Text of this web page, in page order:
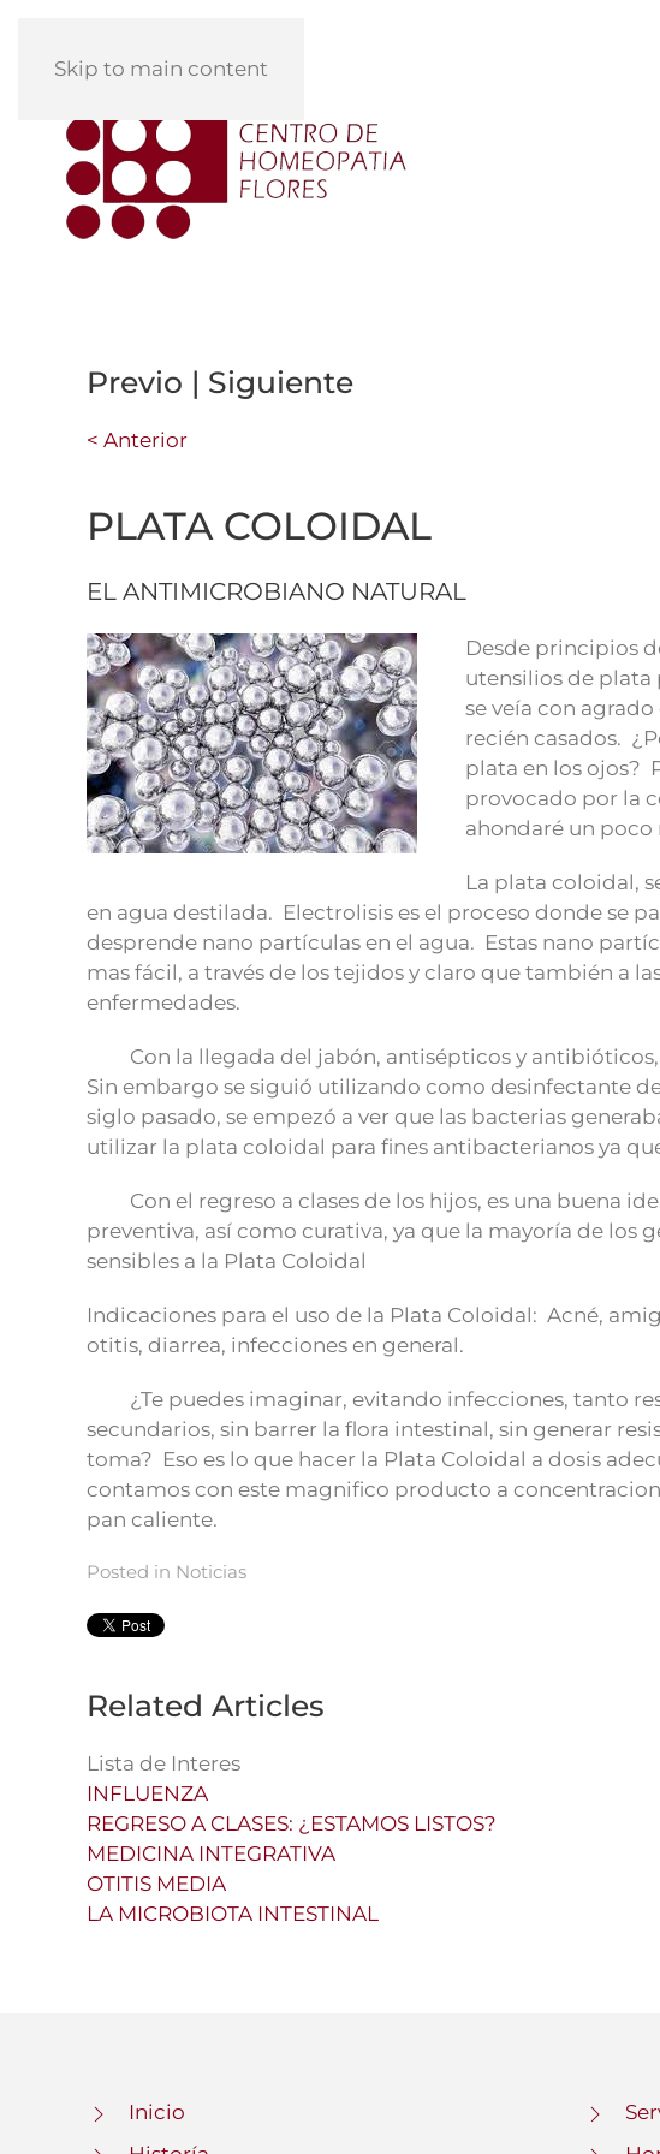
Skip to main content
Previo | Siguiente
< Anterior
PLATA COLOIDAL
EL ANTIMICROBIANO NATURAL
Desde principios
utensilios de plata
se veía con
recién casados.
plata en los ojos?
provocado por la
ahondaré un poco
La plata coloidal,
en agua destilada. Electrolisis es el proceso donde se
desprende nano partículas en el agua. Estas nano
mas fácil, a través de los tejidos y claro que también a
enfermedades.
Con la llegada del jabón, antisépticos y antibióticos,
Sin embargo se siguió utilizando como desinfectante
siglo pasado, se empezó a ver que las bacterias
utilizar la plata coloidal para fines antibacterianos ya
Con el regreso a clases de los hijos, es una buena
preventiva, así como curativa, ya que la mayoría de los
sensibles a la Plata Coloidal
Indicaciones para el uso de la Plata Coloidal: Acné,
otitis, diarrea, infecciones en general.
¿Te puedes imaginar, evitando infecciones, tanto
secundarios, sin barrer la flora intestinal, sin generar
toma? Eso es lo que hacer la Plata Coloidal a dosis
contamos con este magnifico producto a
pan caliente.
Posted in Noticias
Related Articles
Lista de Interes
INFLUENZA
REGRESO A CLASES: ¿ESTAMOS LISTOS?
MEDICINA INTEGRATIVA
OTITIS MEDIA
LA MICROBIOTA INTESTINAL
Inicio